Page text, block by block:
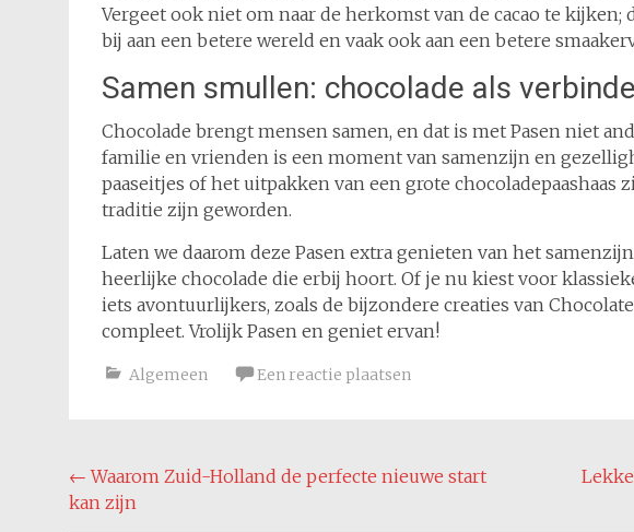
Vergeet ook niet om naar de herkomst van de cacao te
bij aan een betere wereld en vaak ook aan een betere
Samen smullen: chocolade als
Chocolade brengt mensen samen, en dat is met Pasen niet
familie en vrienden is een moment van samenzijn en
paaseitjes of het uitpakken van een grote
traditie zijn geworden.
Laten we daarom deze Pasen extra genieten van het
heerlijke chocolade die erbij hoort. Of je nu kiest voor
iets avontuurlijkers, zoals de bijzondere creaties van
compleet. Vrolijk Pasen en geniet ervan!
Algemeen Een reactie plaatsen
Bericht
navigatie
← Waarom Zuid-Holland de perfecte nieuwe start
kan zijn